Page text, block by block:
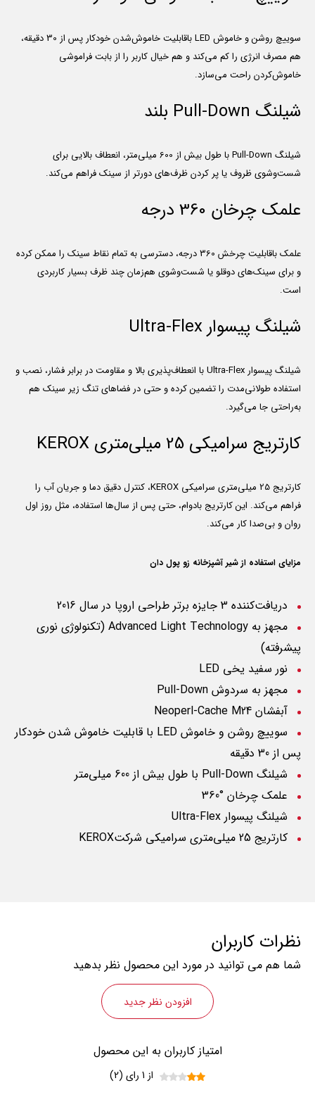
سوییچ روشن و خاموش LED باقابلیت خاموش‌شدن خودکار پس از 30 دقیقه،
هم مصرف انرژی را کم می‌کند و هم خیال کاربر را از بابت فراموشی
خاموش‌کردن راحت می‌سازد.
شیلنگ Pull-Down بلند
شیلنگ Pull-Down با طول بیش از 600 میلی‌متر، انعطاف بالایی برای
شست‌وشوی ظروف یا پر کردن ظرف‌های دورتر از سینک فراهم می‌کند.
علمک چرخان 360 درجه
علمک باقابلیت چرخش 360 درجه، دسترسی به تمام نقاط سینک را ممکن کرده
و برای سینک‌های دوقلو یا شست‌وشوی هم‌زمان چند ظرف بسیار کاربردی
است.
شیلنگ پیسوار Ultra-Flex
شیلنگ پیسوار Ultra-Flex با انعطاف‌پذیری بالا و مقاومت در برابر فشار، نصب و
استفاده طولانی‌مدت را تضمین کرده و حتی در فضاهای تنگ زیر سینک هم
به‌راحتی جا می‌گیرد.
کارتریج سرامیکی 25 میلی‌متری KEROX
کارتریج 25 میلی‌متری سرامیکی KEROX، کنترل دقیق دما و جریان آب را
فراهم می‌کند. این کارتریج بادوام، حتی پس از سال‌ها استفاده، مثل روز اول
روان و بی‌صدا کار می‌کند.
مزایای استفاده از شیر آشپزخانه زو پول دان
دریافت‌کننده 3 جایزه برتر طراحی اروپا در سال 2016
مجهز به Advanced Light Technology (تکنولوژی نوری
پیشرفته)
نور سفید یخی LED
مجهز به سردوش Pull-Down
آبفشان M24
Neoperl-Cache
سوییچ روشن و خاموش LED با قابلیت خاموش شدن خودکار
پس از 30 دقیقه
شیلنگ Pull-Down با طول بیش از 600 میلی‌متر
علمک چرخان °360
شیلنگ پیسوار Ultra-Flex
کارتریج 25 میلی‌متری سرامیکی شرکت
KEROX
نظرات کاربران
شما هم می توانید در مورد این محصول نظر بدهید
افزودن نظر جدید
امتیاز کاربران به این محصول
از 1 رای (2)